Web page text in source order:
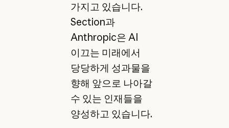
가지고 있습니다.
Section과
Anthropic은 AI
이끄는 미래에서
당당하게 성과물을
향해 앞으로 나아갈
수 있는 인재들을
양성하고 있습니다.